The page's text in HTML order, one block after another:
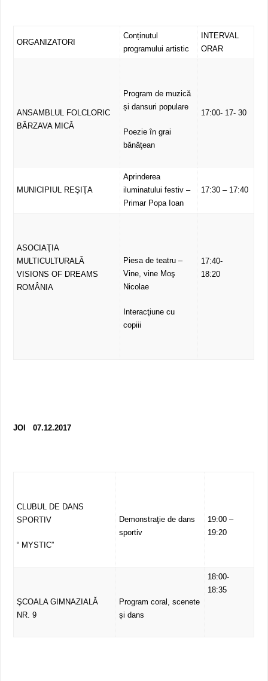
ORGANIZATORI
Conținutul
programului artistic
INTERVAL
ORAR
ANSAMBLUL FOLCLORIC
BÂRZAVA MICĂ
Program de muzică
și dansuri populare
Poezie în grai
bănăţean
17:00- 17- 30
MUNICIPIUL REŞIŢA
Aprinderea
iluminatului festiv –
Primar Popa Ioan
17:30 – 17:40
ASOCIAŢIA
MULTICULTURALĂ
VISIONS OF DREAMS
ROMÂNIA
Piesa de teatru –
Vine, vine Moş
Nicolae
Interacţiune cu
copiii
17:40-
18:20
JOI 07.12.2017
CLUBUL DE DANS
SPORTIV
“ MYSTIC”
Demonstraţie de dans
sportiv
19:00 –
19:20
ŞCOALA GIMNAZIALĂ
NR. 9
Program coral, scenete
și dans
18:00-
18:35